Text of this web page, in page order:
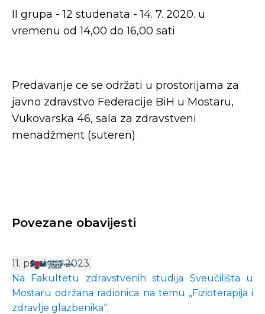
II grupa - 12 studenata - 14. 7. 2020. u
vremenu od 14,00 do 16,00 sati
Predavanje ce se održati u prostorijama za
javno zdravstvo Federacije BiH u Mostaru,
Vukovarska 46, sala za zdravstveni
menadžment (suteren)
Povezane obavijesti
11. prosinca 2023.
Na Fakultetu zdravstvenih studija Sveučilišta u
Mostaru održana radionica na temu „Fizioterapija i
zdravlje glazbenika“.